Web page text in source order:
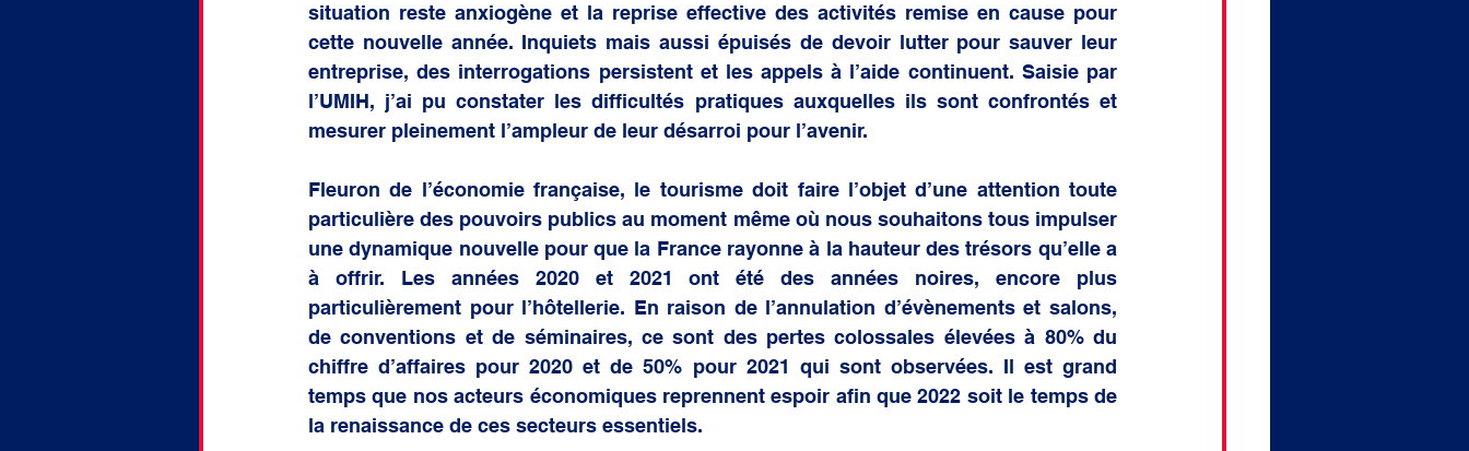
situation reste anxiogène et la reprise effective des activités remise en cause pour
cette nouvelle année. Inquiets mais aussi épuisés de devoir lutter pour sauver leur
entreprise, des interrogations persistent et les appels à l’aide continuent. Saisie par
l’UMIH, j’ai pu constater les difficultés pratiques auxquelles ils sont confrontés et
mesurer pleinement l’ampleur de leur désarroi pour l’avenir.
Fleuron de l’économie française, le tourisme doit faire l’objet d’une attention toute
particulière des pouvoirs publics au moment même où nous souhaitons tous impulser
une dynamique nouvelle pour que la France rayonne à la hauteur des trésors qu’elle a
à offrir. Les années 2020 et 2021 ont été des années noires, encore plus
particulièrement pour l’hôtellerie. En raison de l’annulation d’évènements et salons,
de conventions et de séminaires, ce sont des pertes colossales élevées à 80% du
chiffre d’affaires pour 2020 et de 50% pour 2021 qui sont observées. Il est grand
temps que nos acteurs économiques reprennent espoir afin que 2022 soit le temps de
la renaissance de ces secteurs essentiels.